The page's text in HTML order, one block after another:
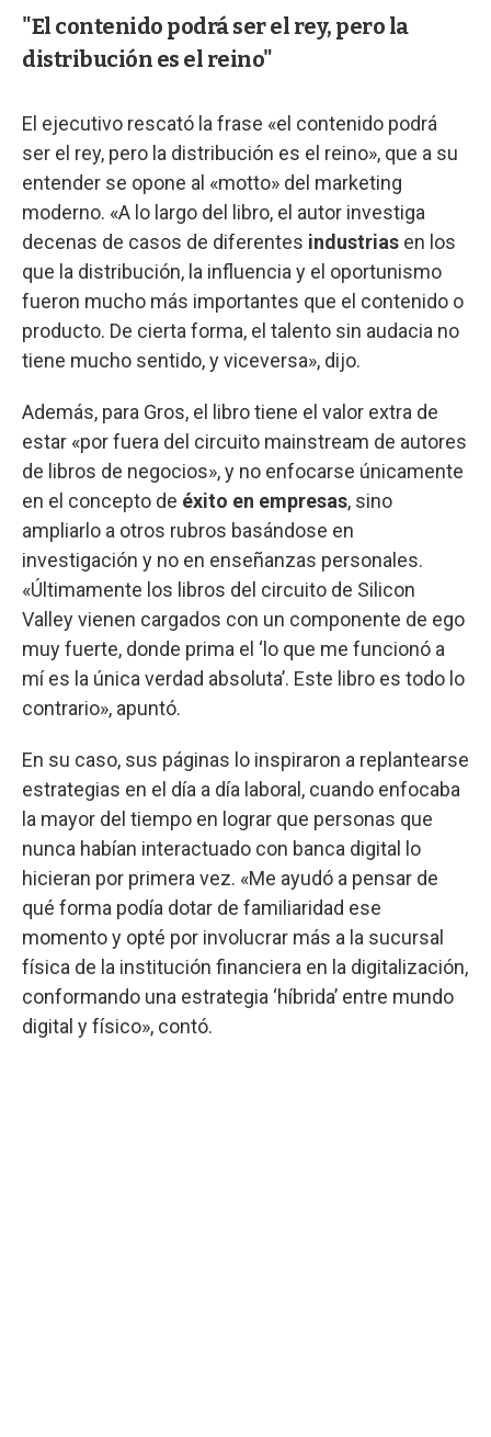
"El contenido podrá ser el rey, pero la
distribución es el reino"
El ejecutivo rescató la frase «el contenido podrá
ser el rey, pero la distribución es el reino», que a su
entender se opone al «motto» del marketing
moderno. «A lo largo del libro, el autor investiga
decenas de casos de diferentes industrias en los
que la distribución, la influencia y el oportunismo
fueron mucho más importantes que el contenido o
producto. De cierta forma, el talento sin audacia no
tiene mucho sentido, y viceversa», dijo.
Además, para Gros, el libro tiene el valor extra de
estar «por fuera del circuito mainstream de autores
de libros de negocios», y no enfocarse únicamente
en el concepto de éxito en empresas, sino
ampliarlo a otros rubros basándose en
investigación y no en enseñanzas personales.
«Últimamente los libros del circuito de Silicon
Valley vienen cargados con un componente de ego
muy fuerte, donde prima el ‘lo que me funcionó a
mí es la única verdad absoluta’. Este libro es todo lo
contrario», apuntó.
En su caso, sus páginas lo inspiraron a replantearse
estrategias en el día a día laboral, cuando enfocaba
la mayor del tiempo en lograr que personas que
nunca habían interactuado con banca digital lo
hicieran por primera vez. «Me ayudó a pensar de
qué forma podía dotar de familiaridad ese
momento y opté por involucrar más a la sucursal
física de la institución financiera en la digitalización,
conformando una estrategia ‘híbrida’ entre mundo
digital y físico», contó.